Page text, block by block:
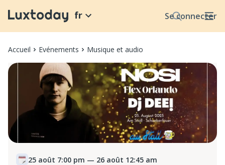
Se connecter
fr
Accueil Evénements Musique et audio
25 août 7:00 pm — 26 août 12:45 am